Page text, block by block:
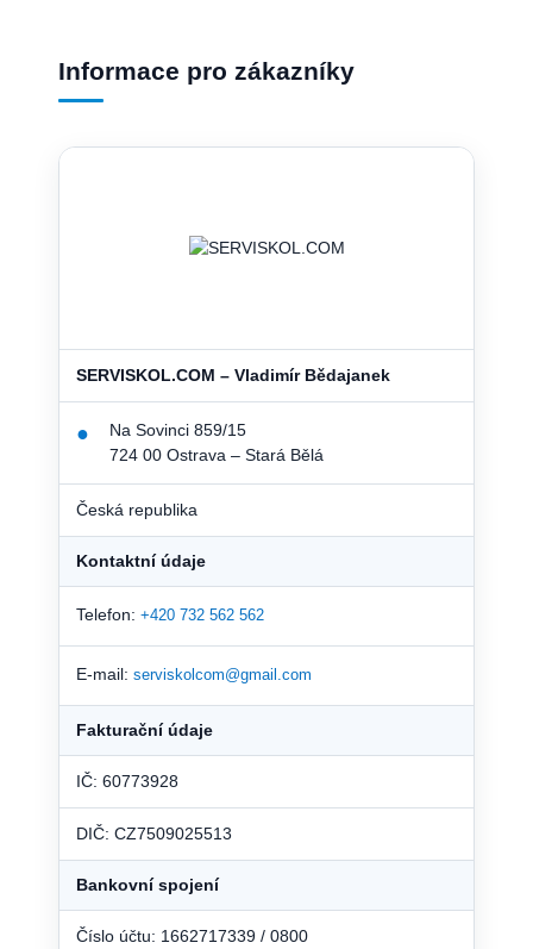
Informace pro zákazníky
SERVISKOL.COM – Vladimír Bědajanek
●
Na Sovinci 859/15
724 00 Ostrava – Stará Bělá
Česká republika
Kontaktní údaje
Telefon: +420 732 562 562
E-mail: serviskolcom@gmail.com
Fakturační údaje
IČ: 60773928
DIČ: CZ7509025513
Bankovní spojení
Číslo účtu: 1662717339 / 0800